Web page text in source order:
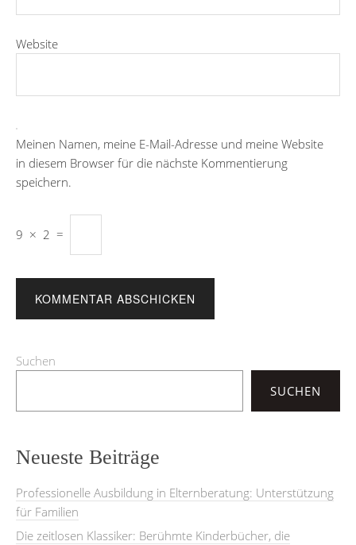
Website
Meinen Namen, meine E-Mail-Adresse und meine Website
in diesem Browser für die nächste Kommentierung
speichern.
9 × 2 =
Suchen
SUCHEN
Neueste Beiträge
Professionelle Ausbildung in Elternberatung: Unterstützung
für Familien
Die zeitlosen Klassiker: Berühmte Kinderbücher, die